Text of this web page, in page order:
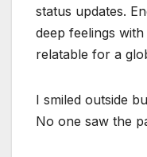
status updates.
deep feelings
relatable for a
I smiled outside
No one saw the